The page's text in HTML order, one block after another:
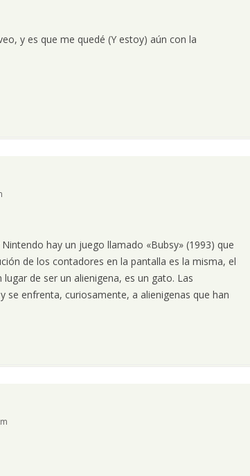
y es que me quedé (Y estoy) aún con la
hay un juego llamado «Bubsy» (1993) que
de los contadores en la pantalla es la misma, el
de ser un alienigena, es un gato. Las
se enfrenta, curiosamente, a alienigenas que han